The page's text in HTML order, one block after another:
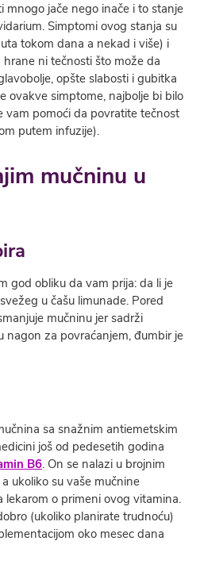
mnogo jače nego inače i to stanje
Simptomi ovog stanja su
tokom dana a nekad i više) i
ni tečnosti što može da
opšte slabosti i gubitka
ovakve simptome, najbolje bi bilo
vam pomoći da povratite tečnost
putem infuzije).
mučninu u
god obliku da vam prija: da li je
u čašu limunade. Pored
mučninu jer sadrži
nagon za povraćanjem, đumbir je
sa snažnim antiemetskim
još od pedesetih godina
B6. On se nalazi u brojnim
ukoliko su vaše mučnine
lekarom o primeni ovog vitamina.
(ukoliko planirate trudnoću)
oko mesec dana